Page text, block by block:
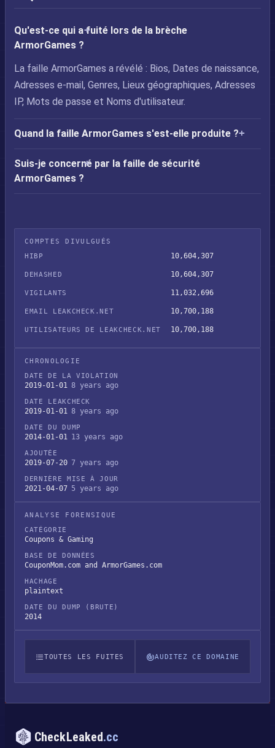
Qu'est-ce qui a fuité lors de la brèche
ArmorGames ?
La faille ArmorGames a révélé : Bios, Dates de naissance,
Adresses e-mail, Genres, Lieux géographiques, Adresses
IP, Mots de passe et Noms d'utilisateur.
Quand la faille ArmorGames s'est-elle produite ?
Suis-je concerné par la faille de sécurité
ArmorGames ?
COMPTES DIVULGUÉS
HIBP
10,604,307
DEHASHED 10,604,307
VIGILANTS 11,032,696
EMAIL LEAKCHECK.NET 10,700,188
UTILISATEURS DE LEAKCHECK.NET 10,700,188
CHRONOLOGIE
DATE DE LA VIOLATION
2019-01-01 8 years ago
DATE LEAKCHECK
2019-01-01 8 years ago
DATE DU DUMP
2014-01-01 13 years ago
AJOUTÉE
2019-07-20 7 years ago
DERNIÈRE MISE À JOUR
2021-04-07 5 years ago
ANALYSE FORENSIQUE
CATÉGORIE
Coupons & Gaming
BASE DE DONNÉES
CouponMom.com and ArmorGames.com
HACHAGE
plaintext
DATE DU DUMP (BRUTE)
2014
TOUTES LES FUITES AUDITEZ CE DOMAINE
CheckLeaked.cc